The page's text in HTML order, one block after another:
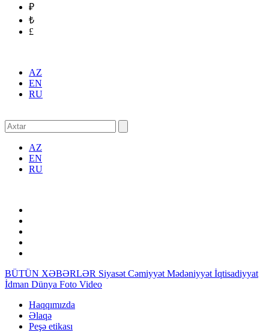
₽
₺
£
AZ
EN
RU
AZ
EN
RU
BÜTÜN XƏBƏRLƏR Siyasət Cəmiyyət Mədəniyyət İqtisadiyyat
İdman Dünya Foto Video
Haqqımızda
Əlaqə
Peşə etikası